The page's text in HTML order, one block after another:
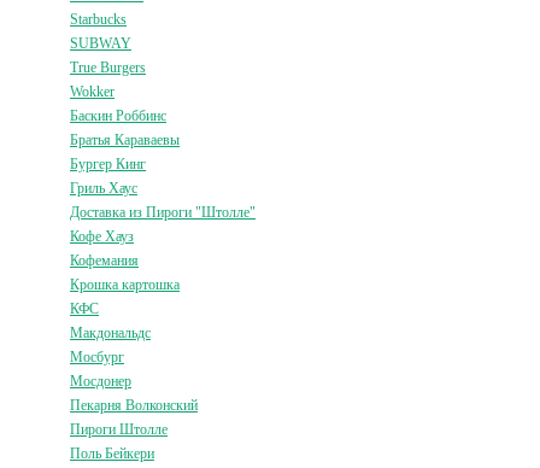
Starbucks
SUBWAY
True Burgers
Wokker
Баскин Роббинс
Братья Караваевы
Бургер Кинг
Гриль Хаус
Доставка из Пироги "Штолле"
Кофе Хауз
Кофемания
Крошка картошка
КФС
Макдональдс
Мосбург
Мосдонер
Пекарня Волконский
Пироги Штолле
Поль Бейкери